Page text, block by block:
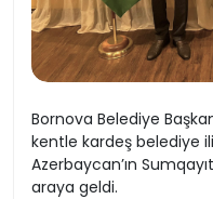
Bornova Belediye
kentle kardeş belediye
Azerbaycan’ın
araya geldi.